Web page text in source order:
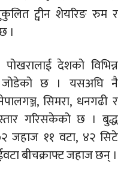
ट्वीन शेयरिङ रुम र
।
देशको विभिन्न
जोडेको छ । यसअघि नै
सिमरा, धनगढी र
गरिसकेको छ । बुद्ध
जहाज ११ वटा, ४२ सिटे
बीचक्राफ्ट जहाज छन् ।